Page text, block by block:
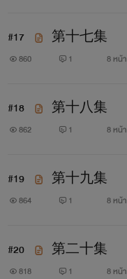
#17 第十七集
860 1 8 หน้า
#18 第十八集
862 1 8 หน้า
#19 第十九集
864 1 8 หน้า
#20 第二十集
818 1 8 หน้า